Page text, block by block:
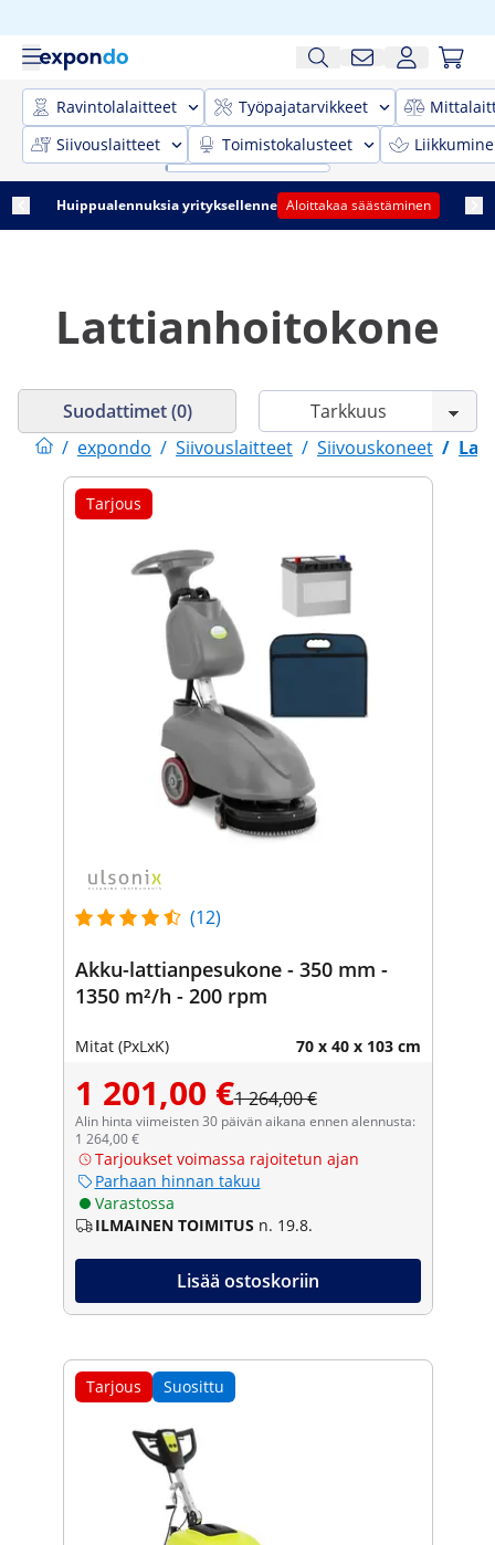
Ravintolalaitteet Työpajatarvikkeet
Siivouslaitteet
Toimistokalusteet
Huippualennuksia yrityksellenne Aloittakaa säästäminen
Lattianhoitokone
/ expondo / Siivouslaitteet / Siivouskoneet /
Suodattimet (0)
Tarjous
(12)
Akku-lattianpesukone - 350 mm -
1350 m²/h - 200 rpm
Mitat (PxLxK) 70 x 40 x 103 cm
1 201,00 €1 264,00 €
Alin hinta viimeisten 30 päivän aikana ennen alennusta:
1 264,00 €
Tarjoukset voimassa rajoitetun ajan
Parhaan hinnan takuu
Varastossa
ILMAINEN TOIMITUS n. 19.8.
Lisää ostoskoriin
Tarjous Suosittu